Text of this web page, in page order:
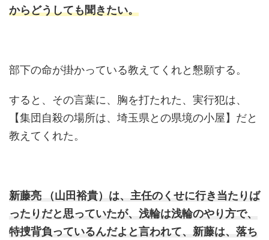
からどうしても聞きたい。
部下の命が掛かっている教えてくれと懇願する。
すると、その言葉に、胸を打たれた、実行犯は、
【集団自殺の場所は、埼玉県との県境の小屋】だと
教えてくれた。
新藤亮 （山田裕貴）は、主任のくせに行き当たりば
ったりだと思っていたが、浅輪は浅輪のやり方で、
特捜背負っているんだよと言われて、新藤は、落ち